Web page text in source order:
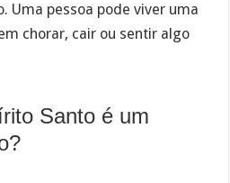
Uma pessoa pode viver uma
chorar, cair ou sentir algo
Santo é um